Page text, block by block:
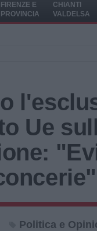
FIRENZE E
PROVINCIA
CHIANTI
VALDELSA
Ue
Politica e